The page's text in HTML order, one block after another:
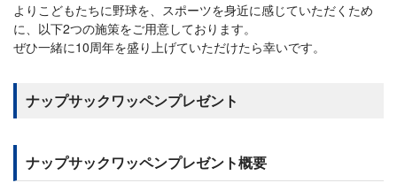
よりこどもたちに野球を、スポーツを身近に感じていただくため
に、以下2つの施策をご用意しております。
ぜひ一緒に10周年を盛り上げていただけたら幸いです。
ナップサックワッペンプレゼント
ナップサックワッペンプレゼント概要